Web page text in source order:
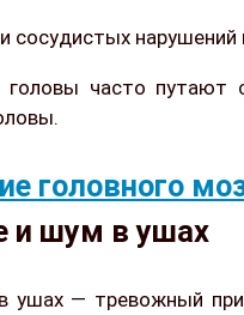
сосудистых нарушений
часто путают
и шум в ушах
ушах — тревожный